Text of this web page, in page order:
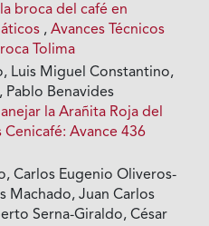
broca del café en
,Avances Técnicos
Tolima
Luis Miguel Constantino,
Pablo Benavides
la Arañita Roja del
Cenicafé: Avance 436
Carlos Eugenio Oliveros-
Machado, Juan Carlos
Serna-Giraldo, César